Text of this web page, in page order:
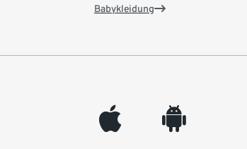
Babykleidung
appleinc android